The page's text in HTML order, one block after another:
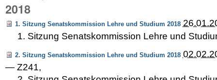
2018
1. Sitzung Senatskommission Lehre und Studium 2018
1. Sitzung Senatskommission Lehre und
2. Sitzung Senatskommission Lehre und Studium 2018
— Z241,